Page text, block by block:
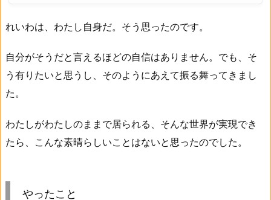
れいわは、わたし自身だ。そう思ったのです。
自分がそうだと言えるほどの自信はありません。でも、そ
う有りたいと思うし、そのようにあえて振る舞ってきまし
た。
わたしがわたしのままで居られる、そんな世界が実現でき
たら、こんな素晴らしいことはないと思ったのでした。
やったこと